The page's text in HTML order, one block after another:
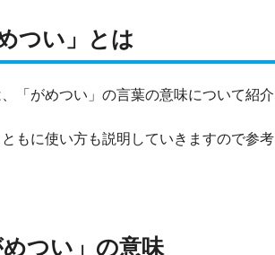
つい」とは
、「がめつい」の言葉の意味について紹介
もに使い方も説明していきますので参考
めつい」の意味